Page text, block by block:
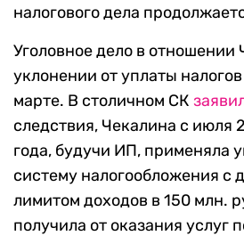
налогового дела
Уголовное дело в отношении
уклонении от уплаты
марте. В столичном СК
следствия, Чекалина с июля
года, будучи ИП, применяла
систему налогообложения с
лимитом доходов в 150 млн.
получила от оказания услуг